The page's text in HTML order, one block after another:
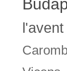
l'avent